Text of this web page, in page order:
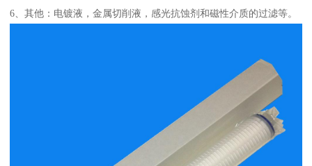
6、其他：电镀液，金属切削液，感光抗蚀剂和磁性介质的过滤等。